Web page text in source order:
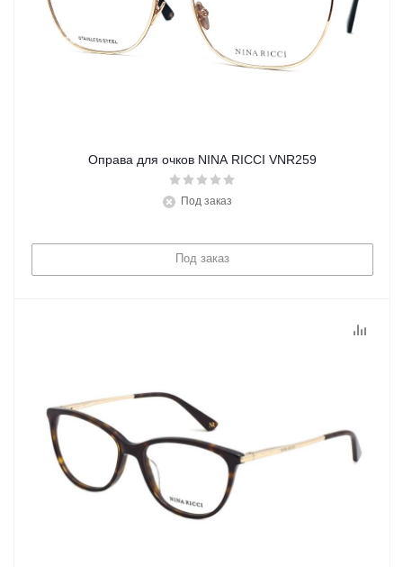
Оправа для очков NINA RICCI VNR259
Под заказ
Под заказ